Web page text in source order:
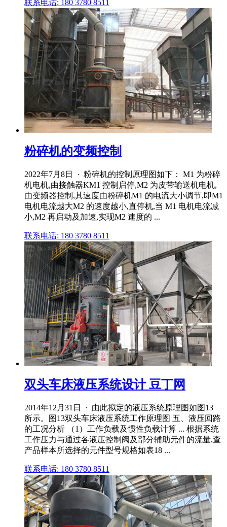
联系电话: 180 3780 8511
粉碎机的变频控制
2022年7月8日 · 粉碎机的控制原理图如下： M1 为粉碎
机电机,由接触器KM1 控制启停,M2 为皮带输送机电机,
由变频器控制,其速度由粉碎机M1 的电流大小调节,即M1
电机电流越大M2 的速度越小,直停机,当 M1 电机电流减
小,M2 再启动及加速,实现M2 速度的 ...
联系电话: 180 3780 8511
双头车床液压系统设计 豆丁网
2014年12月31日 · 由此拟定的液压系统原理图如图13
所示。图13双头车床液压系统工作原理图 五、液压回路
的工况分析 （1）工作负载及惯性负载计算 ... 根据系统
工作压力与通过各液压控制阀及部分辅助元件的流量,查
产品样本所选择的元件型号规格如表18 ...
联系电话: 180 3780 8511